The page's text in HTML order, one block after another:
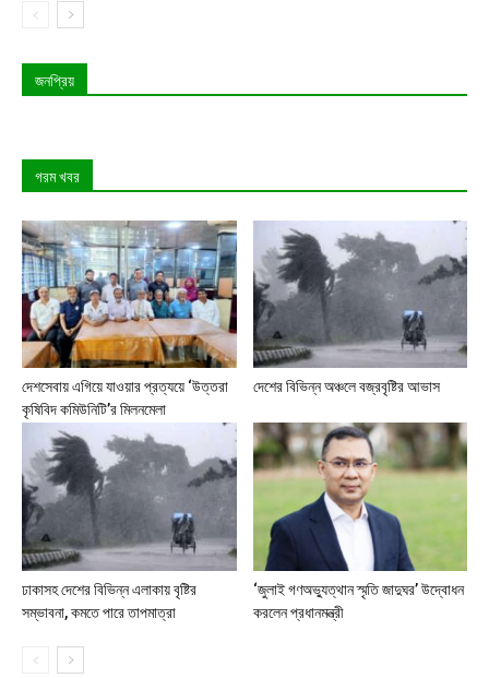
জনপ্রিয়
গরম খবর
দেশসেবায় এগিয়ে যাওয়ার প্রত্যয়ে ‘উত্তরা
কৃষিবিদ কমিউনিটি’র মিলনমেলা
দেশের বিভিন্ন অঞ্চলে বজ্রবৃষ্টির আভাস
ঢাকাসহ দেশের বিভিন্ন এলাকায় বৃষ্টির
সম্ভাবনা, কমতে পারে তাপমাত্রা
‘জুলাই গণঅভ্যুত্থান স্মৃতি জাদুঘর’ উদ্বোধন
করলেন প্রধানমন্ত্রী